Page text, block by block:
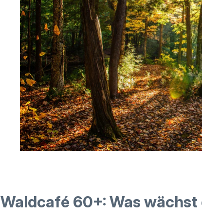
Waldcafé 60+: Was wächst